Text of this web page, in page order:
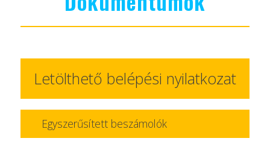
Letölthető belépési nyilatkozat
Egyszerűsített beszámolók